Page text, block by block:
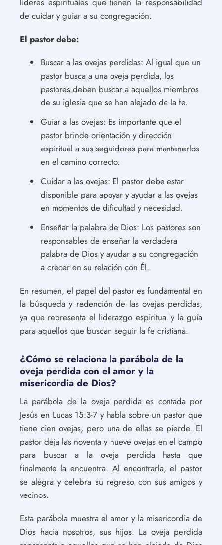
de cuidar y guiar a su congregación.
El pastor debe:
Buscar a las ovejas perdidas: Al igual que un
pastor busca a una oveja perdida, los
pastores deben buscar a aquellos miembros
de su iglesia que se han alejado de la fe.
Guiar a las ovejas: Es importante que el
pastor brinde orientación y dirección
espiritual a sus seguidores para mantenerlos
en el camino correcto.
Cuidar a las ovejas: El pastor debe estar
disponible para apoyar y ayudar a las ovejas
en momentos de dificultad y necesidad.
Enseñar la palabra de Dios: Los pastores son
responsables de enseñar la verdadera
palabra de Dios y ayudar a su congregación
a crecer en su relación con Él.
En resumen, el papel del pastor es fundamental en
la búsqueda y redención de las ovejas perdidas,
ya que representa el liderazgo espiritual y la guía
para aquellos que buscan seguir la fe cristiana.
¿Cómo se relaciona la parábola de la
oveja perdida con el amor y la
misericordia de Dios?
La parábola de la oveja perdida es contada por
Jesús en Lucas 15:3-7 y habla sobre un pastor que
tiene cien ovejas, pero una de ellas se pierde. El
pastor deja las noventa y nueve ovejas en el campo
para buscar a la oveja perdida hasta que
finalmente la encuentra. Al encontrarla, el pastor
se alegra y celebra su regreso con sus amigos y
vecinos.
Esta parábola muestra el amor y la misericordia de
Dios hacia nosotros, sus hijos. La oveja perdida